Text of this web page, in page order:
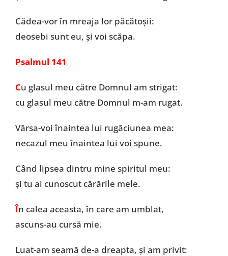
Cădea-vor în mreaja lor păcătoșii:
deosebi sunt eu, și voi scăpa.
Psalmul 141
Cu glasul meu către Domnul am strigat:
cu glasul meu către Domnul m-am rugat.
Vărsa-voi înaintea lui rugăciunea mea:
necazul meu înaintea lui voi spune.
Când lipsea dintru mine spiritul meu:
și tu ai cunoscut cărările mele.
În calea aceasta, în care am umblat,
ascuns-au cursă mie.
Luat-am seamă de-a dreapta, și am privit: